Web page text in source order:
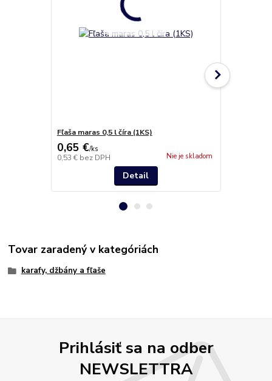
Fľaša maras 0,5 l číra (1KS)
0,65 €/ks
0,53 € bez DPH Nie je skladom
Detail
Tovar zaradený v kategóriách
karafy, džbány a fľaše
Prihlásiť sa na odber
NEWSLETTRA